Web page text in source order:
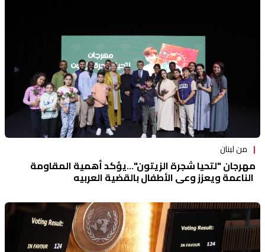
من لبنان
مهرجان "لتحيا شجرة الزيتون"...يؤكد أهمية المقاومة
الناعمة ويعزز وعي الأطفال بالقضية العربيه